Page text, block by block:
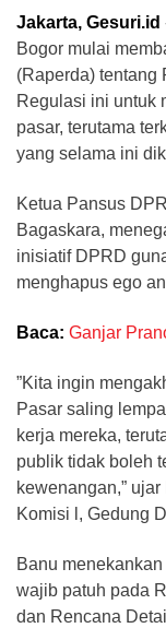
Jakarta, Gesuri.id
Bogor mulai
(Raperda) tentang
Regulasi ini untuk
pasar, terutama
yang selama ini
Ketua Pansus
Bagaskara,
inisiatif DPRD
menghapus ego
Baca: Ganjar
”Kita ingin
Pasar saling
kerja mereka,
publik tidak boleh
kewenangan,”
Komisi l, Gedung
Banu
wajib patuh pada
dan Rencana